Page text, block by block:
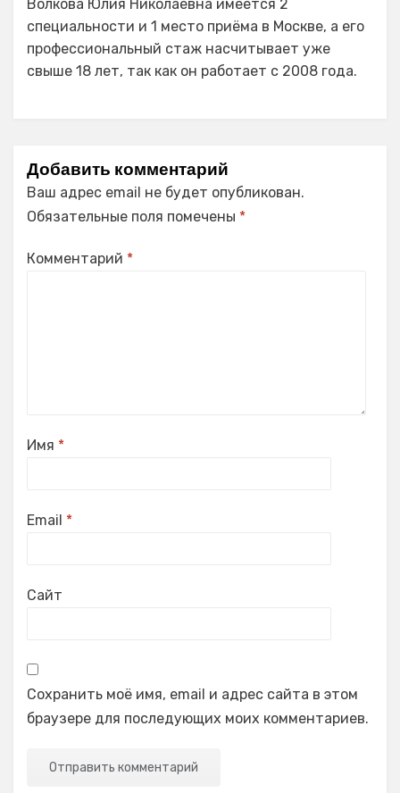
Волкова Юлия Николаевна имеется 2
специальности и 1 место приёма в Москве, а его
профессиональный стаж насчитывает уже
свыше 18 лет, так как он работает с 2008 года.
Добавить комментарий
Ваш адрес email не будет опубликован.
Обязательные поля помечены *
Комментарий *
Имя *
Email *
Сайт
Сохранить моё имя, email и адрес сайта в этом
браузере для последующих моих комментариев.